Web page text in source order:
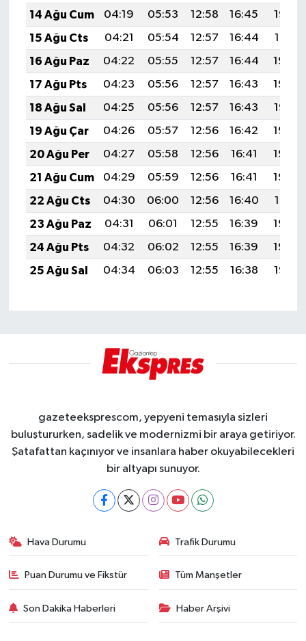
14 Ağu Cum
04:19 05:53 12:58 16:45
19:52
15 Ağu Cts
04:21 05:54 12:57 16:44
19:51
16 Ağu Paz
04:22 05:55 12:57 16:44
19:50
17 Ağu Pts
04:23 05:56 12:57 16:43
19:48
18 Ağu Sal
04:25 05:56 12:57 16:43
19:47
19 Ağu Çar
04:26 05:57 12:56 16:42
19:46
20 Ağu Per
04:27 05:58 12:56 16:41
19:44
21 Ağu Cum
04:29 05:59 12:56 16:41
19:43
22 Ağu Cts
04:30 06:00 12:56 16:40
19:41
23 Ağu Paz
04:31 06:01 12:55 16:39
19:40
24 Ağu Pts
04:32 06:02 12:55 16:39
19:39
25 Ağu Sal
04:34 06:03 12:55 16:38 19:37
gazeteeksprescom, yepyeni temasıyla sizleri
buluştururken, sadelik ve modernizmi bir araya getiriyor.
Şatafattan kaçınıyor ve insanlara haber okuyabilecekleri
bir altyapı sunuyor.
Hava Durumu Trafik Durumu
Puan Durumu ve Fikstür Tüm Manşetler
Son Dakika Haberleri Haber Arşivi